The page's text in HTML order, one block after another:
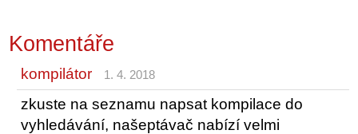
Komentáře
kompilátor 1. 4. 2018
zkuste na seznamu napsat kompilace do
vyhledávání, našeptávač nabízí velmi